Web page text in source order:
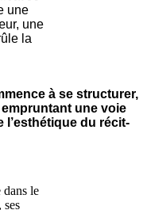
une
une
la
à se structurer,
empruntant une voie
du récit-
dans le
ses